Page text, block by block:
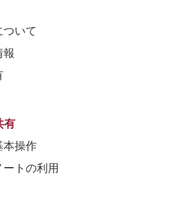
いて
報
有
本操作
トの利用